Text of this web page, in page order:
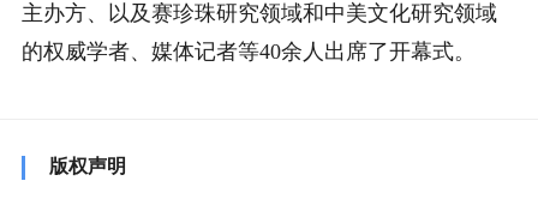
主办方、以及赛珍珠研究领域和中美文化研究领域
的权威学者、媒体记者等40余人出席了开幕式。
版权声明